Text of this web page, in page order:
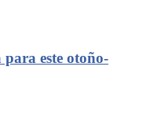
para este otoño-